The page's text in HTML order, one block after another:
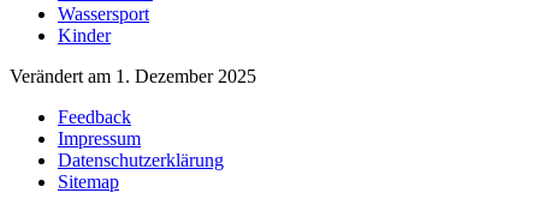
Wassersport
Kinder
Verändert am 1. Dezember 2025
Feedback
Impressum
Datenschutzerklärung
Sitemap